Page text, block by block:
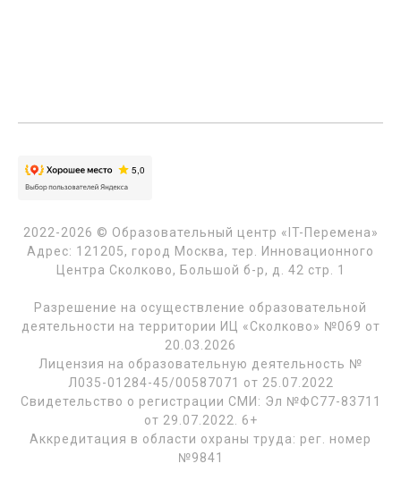
2022-2026 © Образовательный центр «IT-Перемена»
Адрес: 121205, город Москва, тер. Инновационного
Центра Сколково, Большой б-р, д. 42 стр. 1
Разрешение на осуществление образовательной
деятельности на территории ИЦ «Сколково» №069 от
20.03.2026
Лицензия на образовательную деятельность №
Л035-01284-45/00587071 от 25.07.2022
Свидетельство о регистрации СМИ: Эл №ФС77-83711
от 29.07.2022. 6+
Аккредитация в области охраны труда: рег. номер
№9841